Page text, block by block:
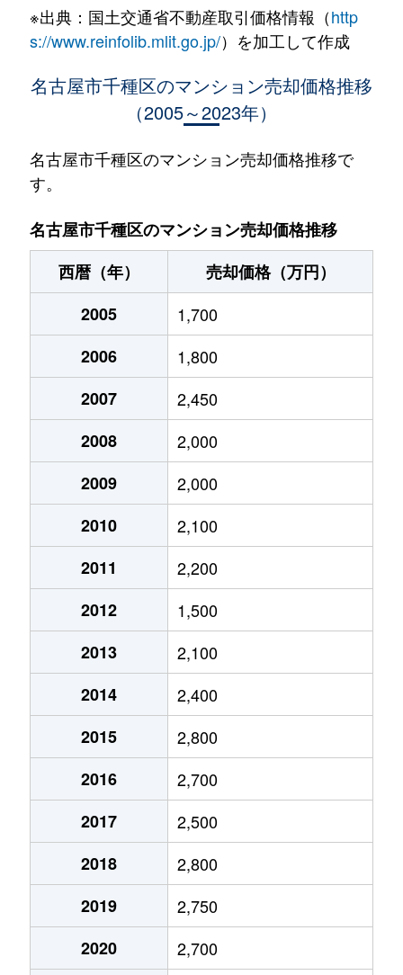
池園町
240万円
本山(愛知)
410万円
池園町
5,800万円
本山(愛知)
池園町
池園町
320万円
本山(愛知)
猪高町大字猪子石
940万円
茶屋ケ坂
猪高町大字猪子石
570万円
猪高町大字猪子石
650万円
茶屋ケ坂
今池
1,200万円
今池(愛知)
今池
1,400万円
今池(愛知)
今池
1,300万円
今池(愛知)
今池
1,100万円
今池(愛知)
今池
1,900万円
今池(愛知)
今池
1,200万円
今池(愛知)
今池
3,700万円
今池(愛知)
今池
2,000万円
今池(愛知)
今池
1,700万円
今池(愛知)
今池
1,700万円
今池(愛知)
今池
1,200万円
今池(愛知)
今池
1,700万円
今池(愛知)
今池
2,200万円
今池(愛知)
※出典：国土交通省不動産取引価格情報（http
s://www.reinfolib.mlit.go.jp/）を加工して作成
名古屋市千種区のマンション売却価格推移
（2005～2023年）
名古屋市千種区のマンション売却価格推移で
す。
名古屋市千種区のマンション売却価格推移
西暦（年）
売却価格（万円）
2005
1,700
2006
1,800
2007
2,450
2008
2,000
2009
2,000
2010
2,100
2011
2,200
2012
1,500
2013
2,100
2014
2,400
2015
2,800
2016
2,700
2017
2,500
2018
2,800
2019
2,750
2020
2,700